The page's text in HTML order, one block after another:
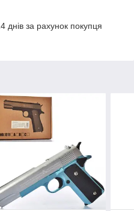
за рахунок покупця